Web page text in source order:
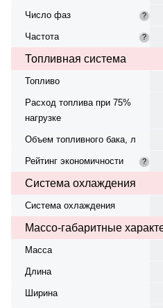
Число фаз
?
Частота
?
Топливная система
Топливо
Расход топлива при 75%
нагрузке
Объем топливного бака, л
Рейтинг экономичности
?
Система охлаждения
Система охлаждения
Массо-габаритные
Масса
Длина
Ширина